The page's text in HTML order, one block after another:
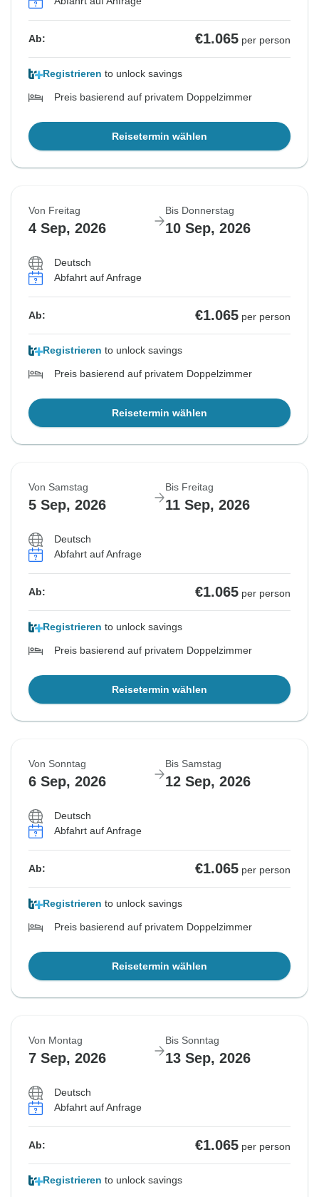
Ab: €1.065 per person
Registrieren to unlock savings
Preis basierend auf privatem Doppelzimmer
Reisetermin wählen
Von Freitag
4 Sep, 2026
Bis Donnerstag
10 Sep, 2026
Deutsch
Abfahrt auf Anfrage
Ab: €1.065 per person
Registrieren to unlock savings
Preis basierend auf privatem Doppelzimmer
Reisetermin wählen
Von Samstag
5 Sep, 2026
Bis Freitag
11 Sep, 2026
Deutsch
Abfahrt auf Anfrage
Ab: €1.065 per person
Registrieren to unlock savings
Preis basierend auf privatem Doppelzimmer
Reisetermin wählen
Von Sonntag
6 Sep, 2026
Bis Samstag
12 Sep, 2026
Deutsch
Abfahrt auf Anfrage
Ab: €1.065 per person
Registrieren to unlock savings
Preis basierend auf privatem Doppelzimmer
Reisetermin wählen
Von Montag
7 Sep, 2026
Bis Sonntag
13 Sep, 2026
Deutsch
Abfahrt auf Anfrage
Ab: €1.065 per person
Registrieren to unlock savings